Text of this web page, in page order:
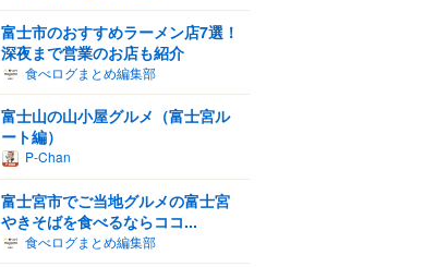
富士市のおすすめラーメン店7選！
深夜まで営業のお店も紹介
食べログまとめ編集部
富士山の山小屋グルメ（富士宮ル
ート編）
P-Chan
富士宮市でご当地グルメの富士宮
やきそばを食べるならココ...
食べログまとめ編集部